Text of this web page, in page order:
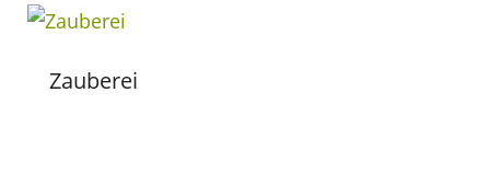
Zauberei